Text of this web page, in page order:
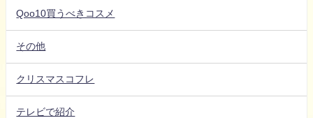
Qoo10買うべきコスメ
その他
クリスマスコフレ
テレビで紹介